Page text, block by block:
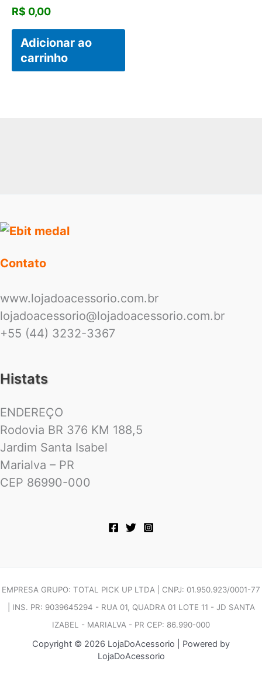
R$ 0,00
Adicionar ao
carrinho
Contato
www.lojadoacessorio.com.br
lojadoacessorio@lojadoacessorio.com.br
+55 (44) 3232-3367
Histats
ENDEREÇO
Rodovia BR 376 KM 188,5
Jardim Santa Isabel
Marialva – PR
CEP 86990-000
EMPRESA GRUPO: TOTAL PICK UP LTDA | CNPJ: 01.950.923/0001-77
| INS. PR: 9039645294 - RUA 01, QUADRA 01 LOTE 11 - JD SANTA
IZABEL - MARIALVA - PR CEP: 86.990-000
Copyright © 2026 LojaDoAcessorio | Powered by
LojaDoAcessorio